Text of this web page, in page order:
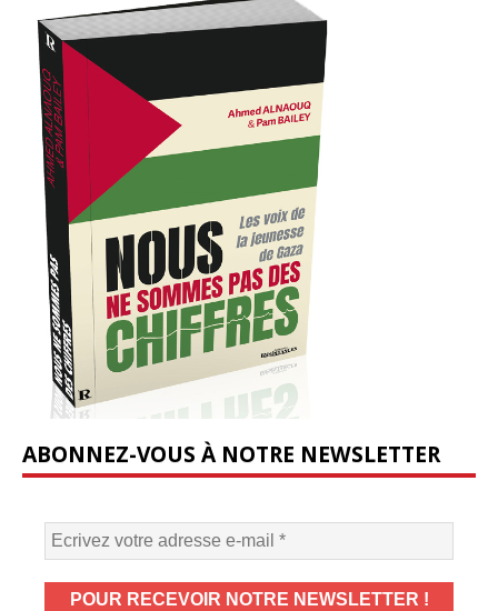
ABONNEZ-VOUS À NOTRE NEWSLETTER